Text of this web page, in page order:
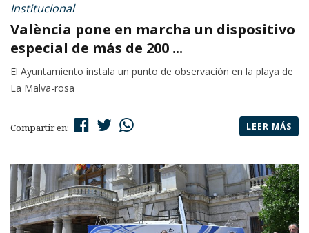
Institucional
València pone en marcha un dispositivo
especial de más de 200 ...
El Ayuntamiento instala un punto de observación en la playa de
La Malva-rosa
Compartir en: LEER MÁS